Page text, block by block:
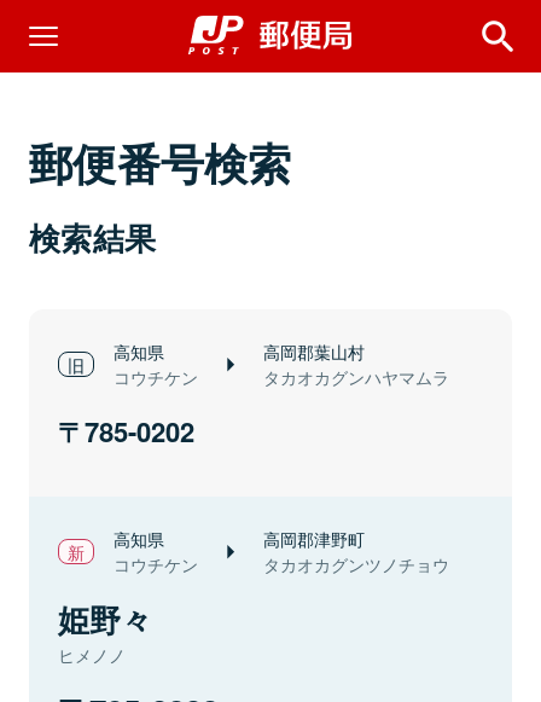
郵便番号検索
検索結果
高知県
コウチケン
高岡郡葉山村
タカオカグンハヤマムラ
785-0202
高知県
コウチケン
高岡郡津野町
タカオカグンツノチョウ
姫野々
ヒメノノ